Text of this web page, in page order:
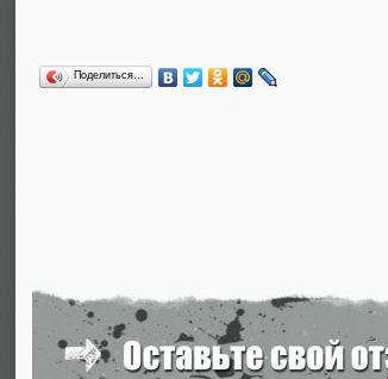
Поделиться…